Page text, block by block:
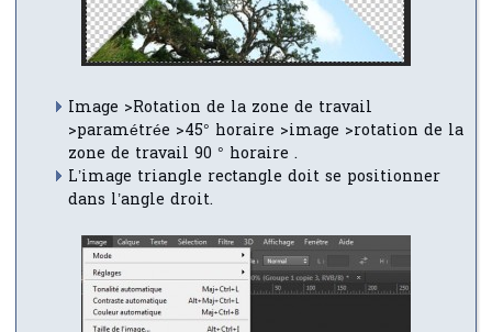
Image >Rotation de la zone de travail
>paramétrée >45° horaire >image >rotation de la
zone de travail 90 ° horaire .
L’image triangle rectangle doit se positionner
dans l’angle droit.